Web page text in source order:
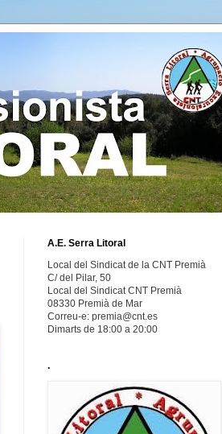
A.E. Serra Litoral
Local del Sindicat de la CNT Premià
C/ del Pilar, 50
Local del Sindicat CNT Premià
08330 Premià de Mar
Correu-e: premia@cnt.es
Dimarts de 18:00 a 20:00
.